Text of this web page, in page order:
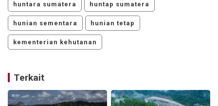
huntara sumatera huntap sumatera
hunian sementara hunian tetap
kementerian kehutanan
Terkait